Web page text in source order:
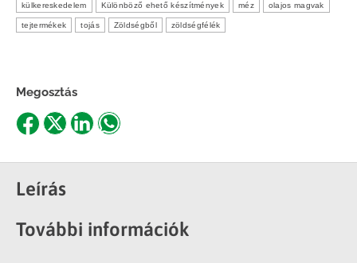
külkereskedelem Különböző ehető készítmények méz olajos magvak
tejtermékek tojás Zöldségből zöldségfélék
Megosztás
Share
Facebook
Share
X
ShareShare
Leírás
További információk